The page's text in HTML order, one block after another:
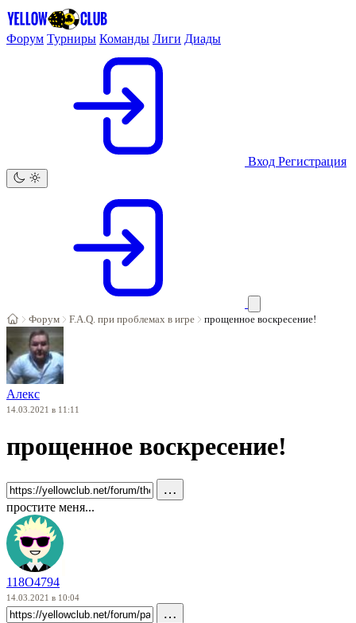
Форум Турниры Команды Лиги Диады
Вход Регистрация
Форум F.A.Q. при проблемах в игре прощенное воскресение!
Алекс
14.03.2021 в 11:11
прощенное воскресение!
…
простите меня...
118О4794
14.03.2021 в 10:04
…